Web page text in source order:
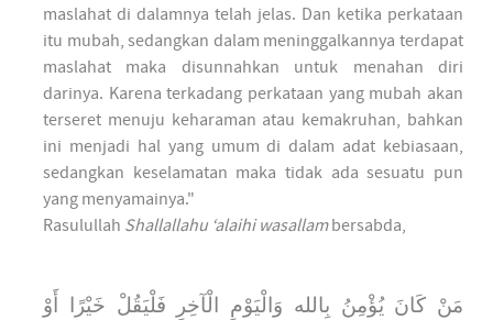
maslahat di dalamnya telah jelas. Dan ketika perkataan
itu mubah, sedangkan dalam meninggalkannya terdapat
maslahat maka disunnahkan untuk menahan diri
darinya. Karena terkadang perkataan yang mubah akan
terseret menuju keharaman atau kemakruhan, bahkan
ini menjadi hal yang umum di dalam adat kebiasaan,
sedangkan keselamatan maka tidak ada sesuatu pun
yang menyamainya."
Rasulullah Shallallahu ‘alaihi wasallambersabda,
مَنْ كَانَ يُؤْمِنُ بِالله وَالْيَوْمِ الْآخِرِ فَلْيَقُلْ خَيْرًا أَوْ